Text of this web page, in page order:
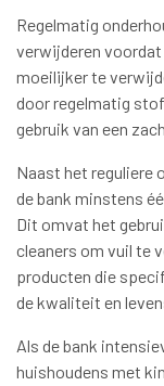
Regelmatig
verwijderen voordat
moeilijker te
door regelmatig
gebruik van een
Naast het reguliere
de bank minstens
Dit omvat het
cleaners om vuil te
producten die
de kwaliteit en
Als de bank
huishoudens met